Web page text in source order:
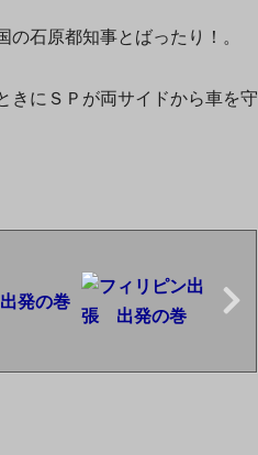
石原都知事とばったり！。
きにＳＰが両サイドから車を守
発の巻